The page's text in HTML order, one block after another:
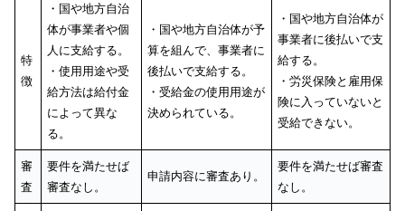
特
徴
・国や地方自治
体が事業者や個
人に支給する。
・使用用途や受
給方法は給付金
によって異な
る。
・国や地方自治体が予
算を組んで、事業者に
後払いで支給する。
・受給金の使用用途が
決められている。
・国や地方自治体が
事業者に後払いで支
給する。
・労災保険と雇用保
険に入っていないと
受給できない。
審
査
要件を満たせば
審査なし。
申請内容に審査あり。
要件を満たせば審査
なし。